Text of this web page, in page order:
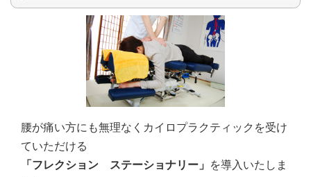
腰が痛い方にも無理なくカイロプラクティックを受け
ていただける
「フレクション ステーショナリー」
を導入いたしま